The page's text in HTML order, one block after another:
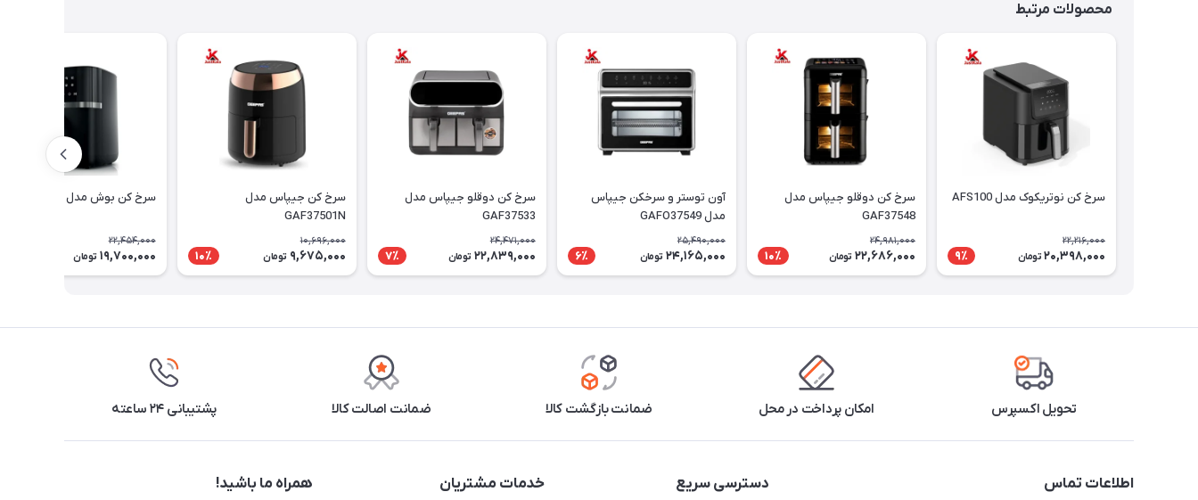
محصولات مرتبط
سرخ کن نوتریکوک مدل AFS100
22,216,000
20,398,000 تومان 9٪
سرخ کن دوقلو جیپاس مدل
GAF37548
24,981,000
22,686,000 تومان 10٪
آون توستر و سرخکن جیپاس
مدل GAFO37549
25,490,000
24,165,000 تومان 6٪
سرخ کن دوقلو جیپاس مدل
GAF37533
24,471,000
22,839,000 تومان 7٪
سرخ کن جیپاس مدل
GAF37501N
10,696,000
9,675,000 تومان 10٪
سرخ کن بوش مدل MAF462B0
22,454,000
19,700,000 تومان
تحویل اکسپرس امکان پرداخت در محل ضمانت بازگشت کالا ضمانت اصالت کالا پشتیبانی ۲۴ ساعته
اطلاعات تماس دسترسی سریع خدمات مشتریان همراه ما باشید!